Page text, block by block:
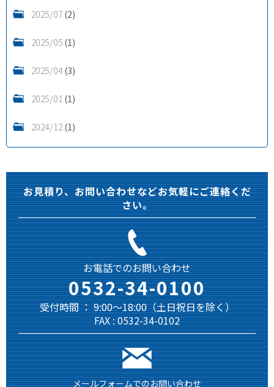
2025/07(2)
2025/05(1)
2025/04(3)
2025/01(1)
2024/12(1)
お見積り、お問い合わせなどお気軽にご連絡くだ
さい。
お電話でのお問い合わせ
0532-34-0100
受付時間 ： 9:00～18:00（土日祝日を除く）
FAX : 0532-34-0102
メールフォームでのお問い合わせ